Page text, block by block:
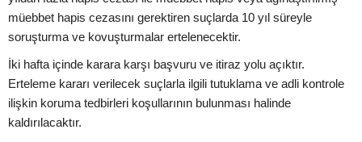
müebbet hapis cezasını gerektiren suçlarda 10 yıl süreyle
soruşturma ve kovuşturmalar ertelenecektir.
İki hafta içinde karara karşı başvuru ve itiraz yolu açıktır.
Erteleme kararı verilecek suçlarla ilgili tutuklama ve adli kontrole
ilişkin koruma tedbirleri koşullarının bulunması halinde
kaldırılacaktır.